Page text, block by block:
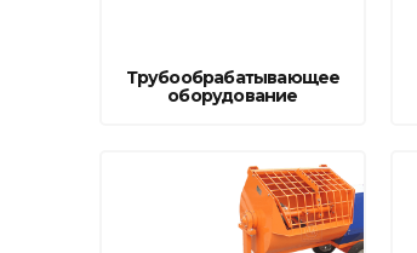
Сварочное оборудование и материалы
Средства индивидуальной защиты и спецодежда
Хранение инструмента (ящики, сумки, пояса, тележки)
Трубообрабатывающее
оборудование